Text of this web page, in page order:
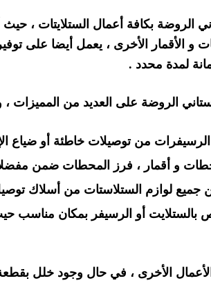
الروضة بكافة أعمال الستلايتات ، حيث
و الأقمار الأخرى ، يعمل أيضا على
لمدة محدد .
الروضة على العديد من المميزات ،
من توصيلات خاطئة أو ضياع
و أقمار ، فرز المحطات ضمن
جميع لوازم الستلاستات من أسلاك
أو الرسيفر بمكان مناسب
الأعمال الأخرى ، في حال وجود خلل